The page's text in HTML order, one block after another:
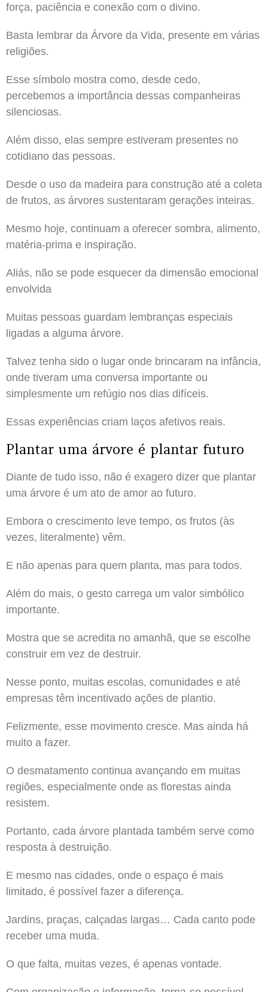
força, paciência e conexão com o divino.
Basta lembrar da Árvore da Vida, presente em várias
religiões.
Esse símbolo mostra como, desde cedo,
percebemos a importância dessas companheiras
silenciosas.
Além disso, elas sempre estiveram presentes no
cotidiano das pessoas.
Desde o uso da madeira para construção até a coleta
de frutos, as árvores sustentaram gerações inteiras.
Mesmo hoje, continuam a oferecer sombra, alimento,
matéria-prima e inspiração.
Aliás, não se pode esquecer da dimensão emocional
envolvida
Muitas pessoas guardam lembranças especiais
ligadas a alguma árvore.
Talvez tenha sido o lugar onde brincaram na infância,
onde tiveram uma conversa importante ou
simplesmente um refúgio nos dias difíceis.
Essas experiências criam laços afetivos reais.
Plantar uma árvore é plantar futuro
Diante de tudo isso, não é exagero dizer que plantar
uma árvore é um ato de amor ao futuro.
Embora o crescimento leve tempo, os frutos (às
vezes, literalmente) vêm.
E não apenas para quem planta, mas para todos.
Além do mais, o gesto carrega um valor simbólico
importante.
Mostra que se acredita no amanhã, que se escolhe
construir em vez de destruir.
Nesse ponto, muitas escolas, comunidades e até
empresas têm incentivado ações de plantio.
Felizmente, esse movimento cresce. Mas ainda há
muito a fazer.
O desmatamento continua avançando em muitas
regiões, especialmente onde as florestas ainda
resistem.
Portanto, cada árvore plantada também serve como
resposta à destruição.
E mesmo nas cidades, onde o espaço é mais
limitado, é possível fazer a diferença.
Jardins, praças, calçadas largas… Cada canto pode
receber uma muda.
O que falta, muitas vezes, é apenas vontade.